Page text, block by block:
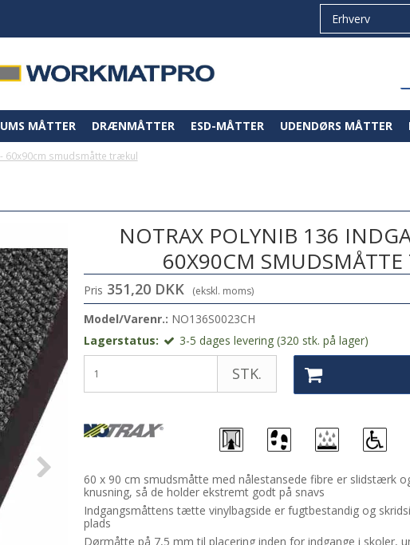
MÅTTER DRÆNMÅTTER ESD-MÅTTER UDENDØRS MÅTTER
60x90cm smudsmåtte trækul
NOTRAX POLYNIB 136
60X90CM
Pris 351,20 DKK (ekskl. moms)
Model/Varenr.: NO136S0023CH
Lagerstatus:
3-5 dages levering (320 stk. på lager)
STK.
60 x 90 cm smudsmåtte med nålestansede fibre er slidstærk
knusning, så de holder ekstremt godt på snavs
Indgangsmåttens tætte vinylbagside er fugtbestandig og
plads
Dørmåtte på 7,5 mm til placering inden for indgange i skoler,